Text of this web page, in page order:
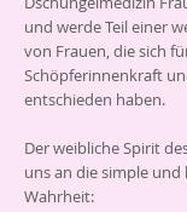
deinen
empfangen, dann
für jede weiterer
Die Länge der
empfangen.
Erfahre mehr
und werde Teil einer
von Frauen, die sich
Schöpferinnenkraft
entschieden haben.
Der weibliche Spirit
uns an die simple
Wahrheit: